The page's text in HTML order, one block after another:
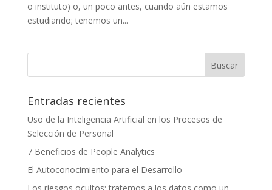
o instituto) o, un poco antes, cuando aún estamos
estudiando; tenemos un...
Entradas recientes
Uso de la Inteligencia Artificial en los Procesos de
Selección de Personal
7 Beneficios de People Analytics
El Autoconocimiento para el Desarrollo